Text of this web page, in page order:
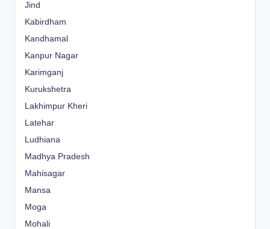
Jind
Kabirdham
Kandhamal
Kanpur Nagar
Karimganj
Kurukshetra
Lakhimpur Kheri
Latehar
Ludhiana
Madhya Pradesh
Mahisagar
Mansa
Moga
Mohali